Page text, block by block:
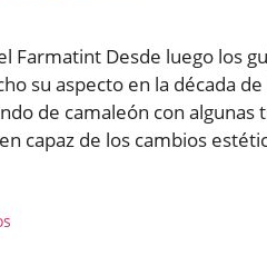
Farmatint Desde luego los
su aspecto en la década
de camaleón con
capaz de los cambios